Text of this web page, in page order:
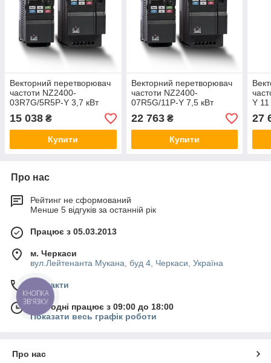
Векторний перетворювач
частоти NZ2400-
03R7G/5R5P-Y 3,7 кВт
15 038 ₴
Купити
Векторний перетворювач
частоти NZ2400-
07R5G/11P-Y 7,5 кВт
22 763₴
Купити
Y 11
27
Про нас
Рейтинг не сформований
Менше 5 відгуків за останній рік
Працює з 05.03.2013
м. Черкаси
вул.Лейтенанта Мукана, буд 4, Черкаси, Україна
Контакти
Сьогодні працює з 09:00 до 18:00
Показати весь графік роботи
Про нас
КНОПКА
ЗВ'ЯЗКУ